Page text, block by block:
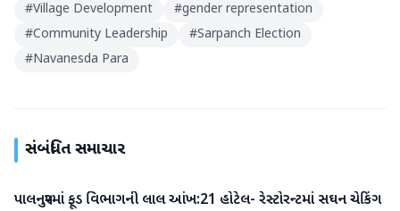
#Village Development #gender representation
#Community Leadership #Sarpanch Election
#Navanesda Para
સંબંધિત સમાચાર
બનાસકાંઠા
પાલનપુરમાં ફૂડ વિભાગની લાલ આંખ:21 હોટેલ- રેસ્ટોરન્ટમાં સઘન ચેકિંગ